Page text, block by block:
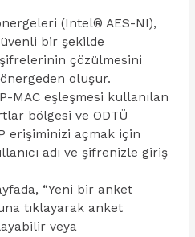
(Intel® AES-NI),
bir şekilde
çözülmesini
oluşur.
MAC eşleşmesi kullanılan
bölgesi ve ODTÜ
erişiminizi açmak için
adı ve şifrenizle giriş
“Yeni bir anket
tıklayarak anket
veya